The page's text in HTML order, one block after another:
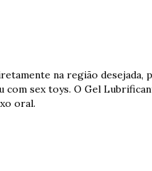
na região desejada,
sex toys. O Gel
oral.